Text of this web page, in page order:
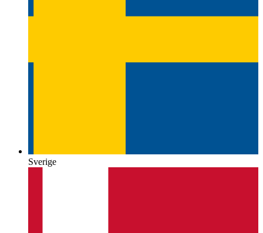
Sverige